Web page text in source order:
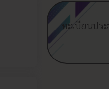
ทะเบียนปร